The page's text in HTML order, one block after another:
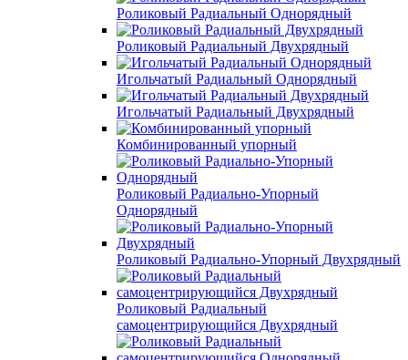
Роликовый Радиальный Однорядный
Роликовый Радиальный Двухрядный
Игольчатый Радиальный Однорядный
Игольчатый Радиальный Двухрядный
Комбинированный упорный
Роликовый Радиально-Упорный
Однорядный
Роликовый Радиально-Упорный Двухрядный
Роликовый Радиальный
самоцентрирующийся Двухрядный